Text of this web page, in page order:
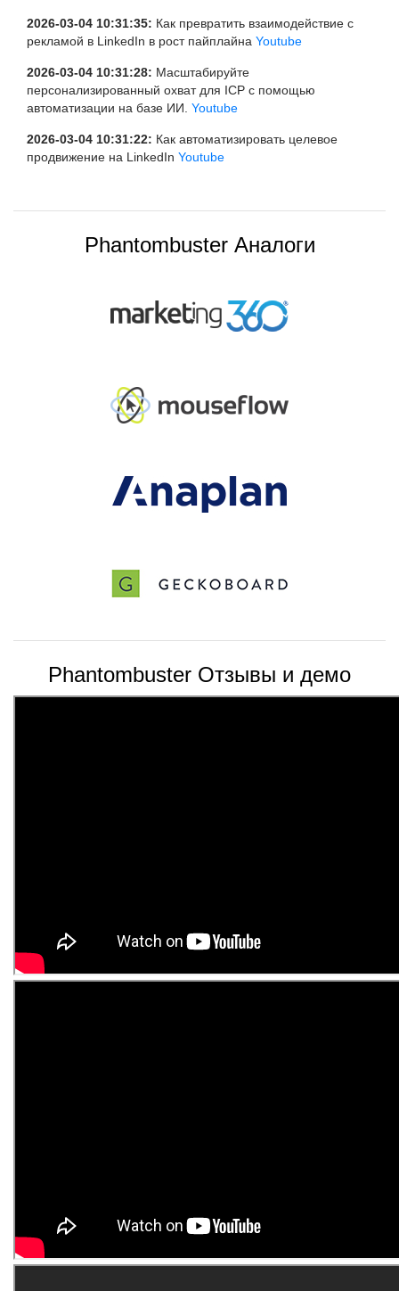
2026-03-04 10:31:35: Как превратить взаимодействие с
рекламой в LinkedIn в рост пайплайна Youtube
2026-03-04 10:31:28: Масштабируйте
персонализированный охват для ICP с помощью
автоматизации на базе ИИ. Youtube
2026-03-04 10:31:22: Как автоматизировать целевое
продвижение на LinkedIn Youtube
Phantombuster Аналоги
Phantombuster Отзывы и демо